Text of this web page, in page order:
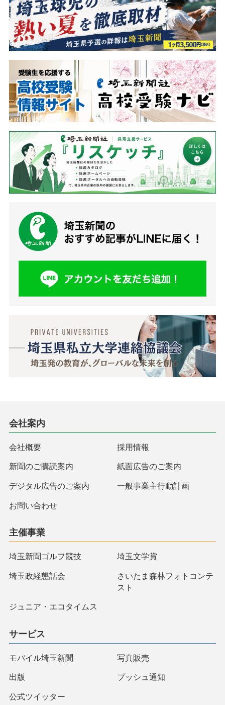
会社案内
会社概要 採用情報
新聞のご購読案内 紙面広告のご案内
デジタル広告のご案内 一般事業主行動計画
お問い合わせ
主催事業
埼玉新聞ゴルフ競技 埼玉文学賞
埼玉政経懇話会
さいたま森林フォトコンテ
スト
ジュニア・エコタイムス
サービス
モバイル埼玉新聞 写真販売
出版 プッシュ通知
公式ツイッター